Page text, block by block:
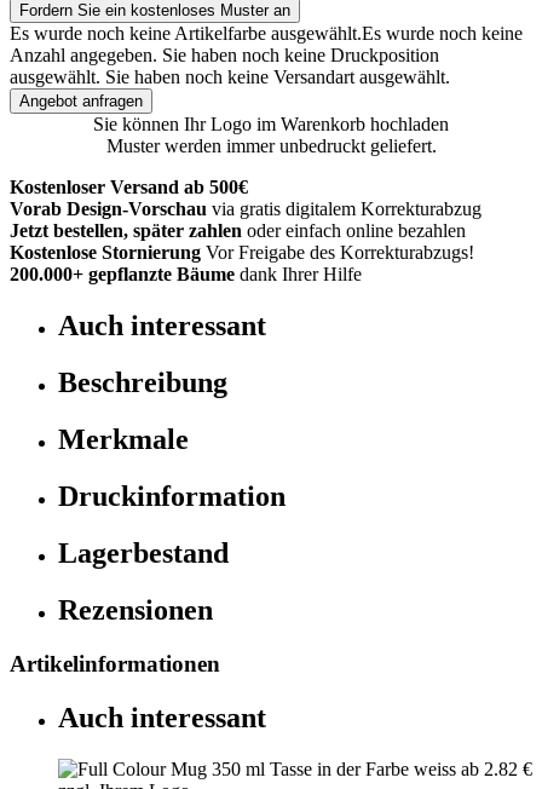
Fordern Sie ein kostenloses Muster an
Es wurde noch keine Artikelfarbe ausgewählt.Es wurde noch keine
Anzahl angegeben. Sie haben noch keine Druckposition
ausgewählt. Sie haben noch keine Versandart ausgewählt.
Angebot anfragen
Sie können Ihr Logo im Warenkorb hochladen
Muster werden immer unbedruckt geliefert.
Kostenloser Versand ab 500€
Vorab Design-Vorschau via gratis digitalem Korrekturabzug
Jetzt bestellen, später zahlen oder einfach online bezahlen
Kostenlose Stornierung Vor Freigabe des Korrekturabzugs!
200.000+ gepflanzte Bäume dank Ihrer Hilfe
Auch interessant
Beschreibung
Merkmale
Druckinformation
Lagerbestand
Rezensionen
Artikelinformationen
Auch interessant